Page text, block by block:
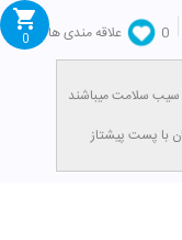
0
علاقه مندی ها
0